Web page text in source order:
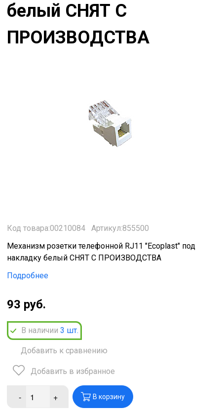
белый СНЯТ С
ПРОИЗВОДСТВА
Код товара:00210084
Артикул:855500
Механизм розетки телефонной RJ11 "Ecoplast" под
накладку белый СНЯТ С ПРОИЗВОДСТВА
Подробнее
93 руб.
В наличии 3 шт.
Добавить к сравнению
Добавить в избранное
- + В корзину